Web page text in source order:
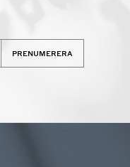
PRENUMERERA